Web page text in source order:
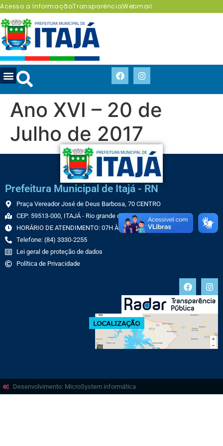
Acesso a InformaçãoTransparênciaWebmail
Ano XVI – 20 de
Julho de 2017
Prefeitura Municipal de Itajá - RN
Praça Vereador José de Deus Barbosa, 70 CENTRO
CEP: 59513-000, ITAJÁ - Rio grande do Norte
HORÁRIO DE ATENDIMENTO: 07H ÀS 13H
Telefone: (84) 3330-2255
Lei geral de proteção de dados
Política de Privacidade
Desenvolvimento: MicroSystem informática